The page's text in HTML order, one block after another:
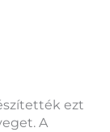
ezt
A